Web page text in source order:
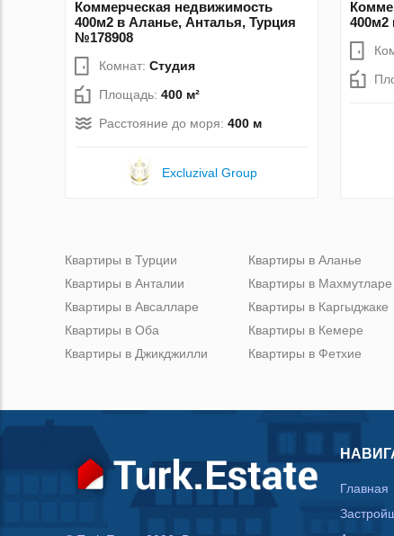
Коммерческая недвижимость
400м2 в Аланье, Анталья, Турция
№178908
Комнат: Студия
Площадь: 400 м²
Расстояние до моря: 400 м
Excluzival Group
400м2
Квартиры в Турции
Квартиры в Анталии
Квартиры в Авсалларе
Квартиры в Оба
Квартиры в Джикджилли
Квартиры в Аланье
Квартиры в Махмутларе
Квартиры в Каргыджаке
Квартиры в Кемере
Квартиры в Фетхие
Главная